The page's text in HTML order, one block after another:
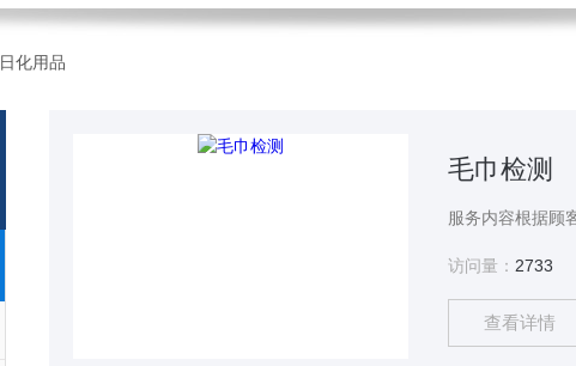
日化用品
毛巾检测
服务内容根据顾
访问量： 2733
查看详情